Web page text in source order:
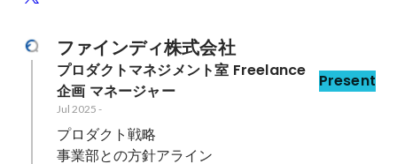
ファインディ株式会社
プロダクトマネジメント室 Freelance
企画 マネージャー
Present
Jul 2025 -
プロダクト戦略
事業部との方針アライン